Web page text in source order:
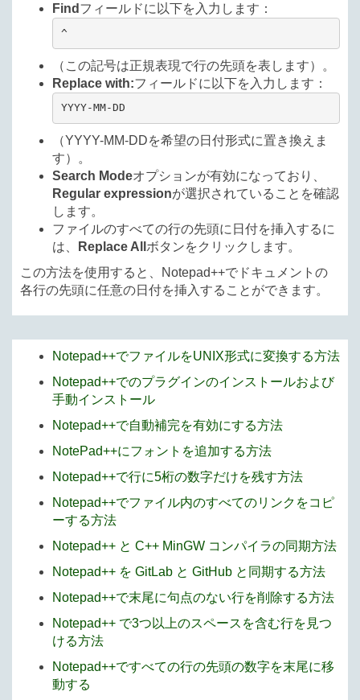
Find フィールドに以下を入力します：
^
（この記号は正規表現で行の先頭を表します）。
Replace with:フィールドに以下を入力します：
YYYY-MM-DD
（YYYY-MM-DDを希望の日付形式に置き換えま
す）。
Search Modeオプションが有効になっており、
Regular expressionが選択されていることを確認
します。
ファイルのすべての行の先頭に日付を挿入するに
は、
Replace All ボタンをクリックします。
この方法を使用すると、Notepad++でドキュメントの
各行の先頭に任意の日付を挿入することができます。
Notepad++でファイルをUNIX形式に変換する方法
Notepad++でのプラグインのインストールおよび
手動インストール
Notepad++で自動補完を有効にする方法
NotePad++にフォントを追加する方法
Notepad++で行に5桁の数字だけを残す方法
Notepad++でファイル内のすべてのリンクをコピ
ーする方法
Notepad++ と C++ MinGW コンパイラの同期方法
Notepad++ を GitLab と GitHub と同期する方法
Notepad++で末尾に句点のない行を削除する方法
Notepad++ で3つ以上のスペースを含む行を見つ
ける方法
Notepad++ですべての行の先頭の数字を末尾に移
動する